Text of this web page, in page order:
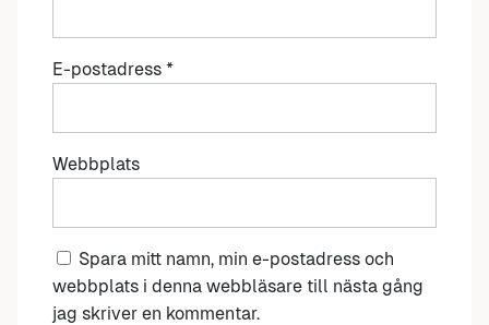
E-postadress *
Webbplats
Spara mitt namn, min e-postadress och
webbplats i denna webbläsare till nästa gång
jag skriver en kommentar.